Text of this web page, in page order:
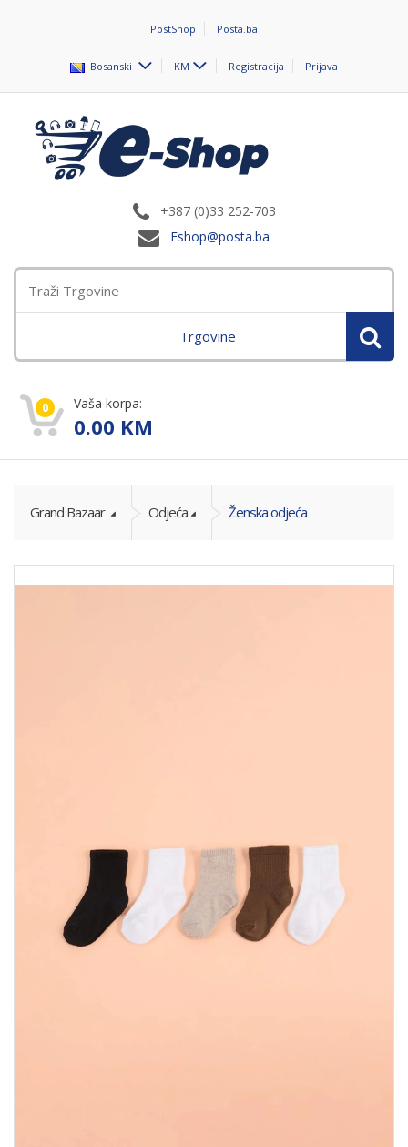
PostShop Posta.ba
Bosanski KM Registracija Prijava
+387 (0)33 252-703
Eshop@posta.ba
Trgovine
0 Vaša korpa:
0.00 KM
Grand Bazaar Odjeća Ženska odjeća